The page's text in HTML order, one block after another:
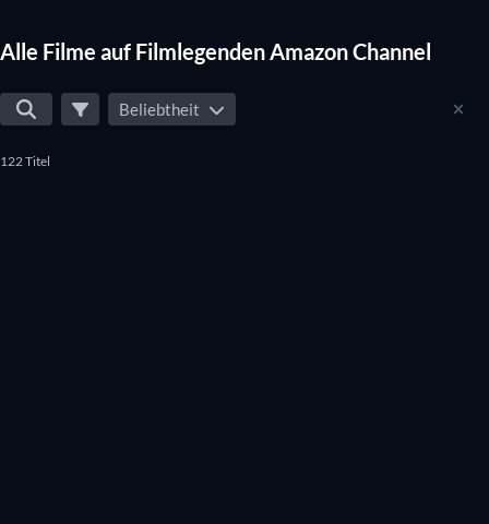
Alle Filme auf Filmlegenden Amazon Channel
Beliebtheit
122 Titel